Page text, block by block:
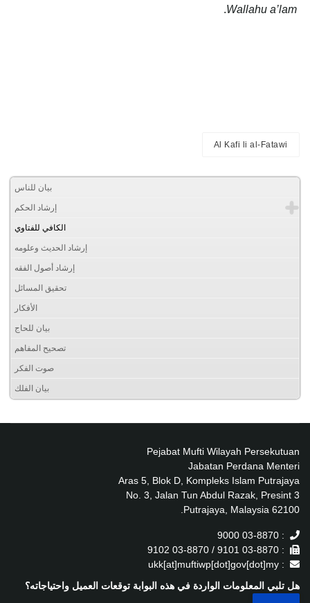
Wallahu a’lam
.
Al Kafi li al-Fatawi
بيان للناس
إرشاد الحكم
الكافي للفتاوي
إرشاد الحديث وعلومه
إرشاد أصول الفقه
تحقيق المسائل
الأفكار
بيان للحاج
تصحيح المفاهم
صوت الفكر
بيان الفلك
Pejabat Mufti Wilayah Persekutuan
Jabatan Perdana Menteri
Aras 5, Blok D, Kompleks Islam Putrajaya
No. 3, Jalan Tun Abdul Razak, Presint 3
62100 Putrajaya, Malaysia.
: 03-8870 9000
: 03-8870 9101 / 03-8870 9102
: ukk[at]muftiwp[dot]gov[dot]my
هل تلبي المعلومات الواردة في هذه البوابة توقعات العميل واحتياجاته؟